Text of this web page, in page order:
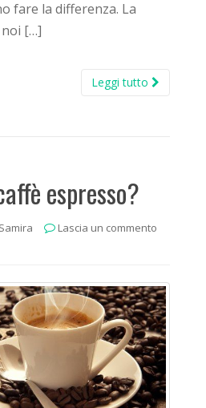
fare la differenza. La
[…]
Leggi tutto
espresso?
Samira
Lascia un commento